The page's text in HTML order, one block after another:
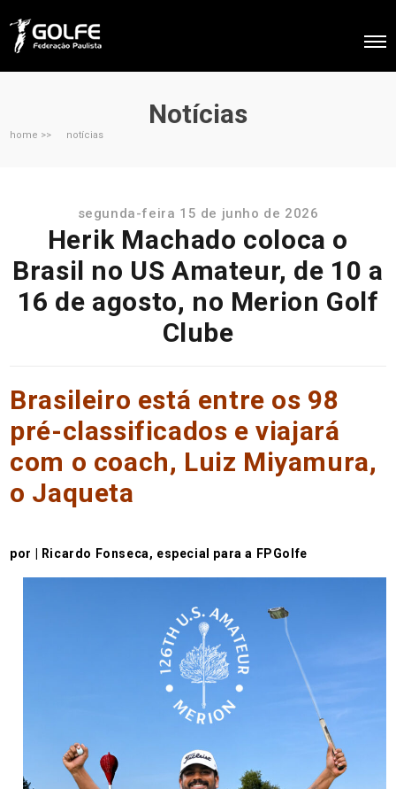
Notícias
home >> notícias
segunda-feira 15 de junho de 2026
Herik Machado coloca o
Brasil no US Amateur, de 10 a
16 de agosto, no Merion Golf
Clube
Brasileiro está entre os 98
pré-classificados e viajará
com o coach, Luiz Miyamura,
o Jaqueta
por | Ricardo Fonseca, especial para a FPGolfe